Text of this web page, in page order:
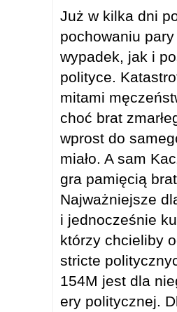
Już w kilka dni
pochowaniu
wypadek, jak i
polityce.
mitami
choć brat
wprost do
miało. A sam
gra pamięcią
Najważniejsze
i jednocześnie
którzy chcieliby
stricte
154M jest dla
ery politycznej.